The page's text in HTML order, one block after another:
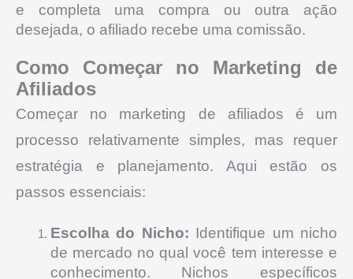
e completa uma compra ou outra ação
desejada, o afiliado recebe uma comissão.
Como Começar no Marketing de
Afiliados
Começar no marketing de afiliados é um
processo relativamente simples, mas requer
estratégia e planejamento. Aqui estão os
passos essenciais:
Escolha do Nicho: Identifique um nicho
de mercado no qual você tem interesse e
conhecimento. Nichos específicos